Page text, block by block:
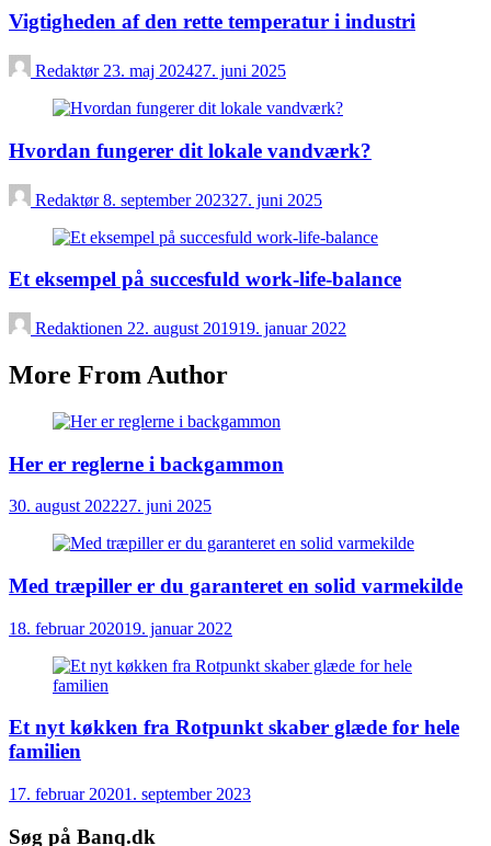
Vigtigheden af den rette temperatur i industri
Redaktør 23. maj 202427. juni 2025
Hvordan fungerer dit lokale vandværk?
Redaktør8. september 202327. juni 2025
Et eksempel på succesfuld work-life-balance
Redaktionen 22. august 201919. januar 2022
More From Author
Her er reglerne i backgammon
30. august 202227. juni 2025
Med træpiller er du garanteret en solid varmekilde
18. februar 202019. januar 2022
Et nyt køkken fra Rotpunkt skaber glæde for hele
familien
17. februar 20201. september 2023
Søg på Banq.dk